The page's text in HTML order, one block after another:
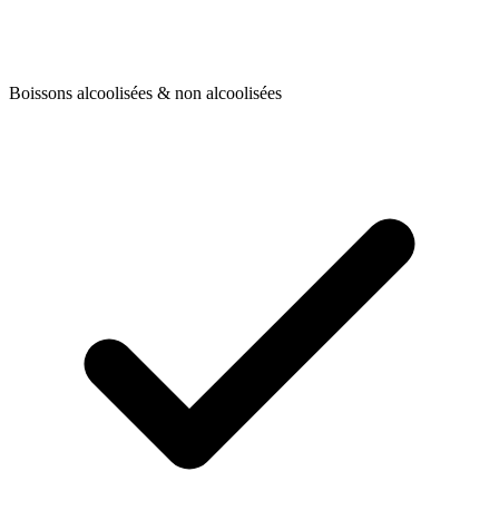
Boissons alcoolisées & non alcoolisées